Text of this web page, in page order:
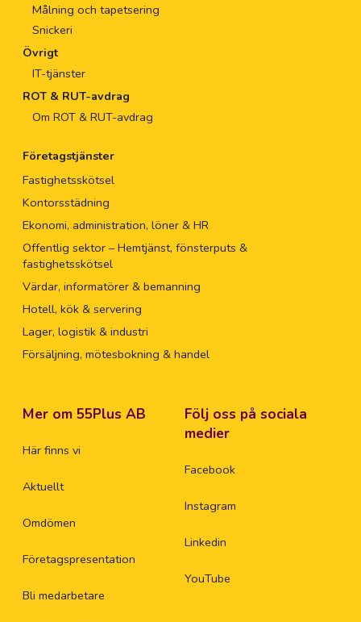
Målning och tapetsering
Snickeri
Övrigt
IT-tjänster
ROT & RUT-avdrag
Om ROT & RUT-avdrag
Företagstjänster
Fastighetsskötsel
Kontorsstädning
Ekonomi, administration, löner & HR
Offentlig sektor – Hemtjänst, fönsterputs &
fastighetsskötsel
Värdar, informatörer & bemanning
Hotell, kök & servering
Lager, logistik & industri
Försäljning, mötesbokning & handel
Mer om 55Plus AB
Här finns vi
Aktuellt
Omdömen
Företagspresentation
Bli medarbetare
Följ oss på sociala
medier
Facebook
Instagram
Linkedin
YouTube